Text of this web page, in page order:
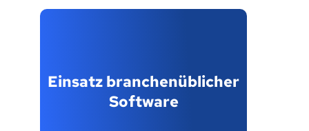
Einsatz branchenüblicher
Software